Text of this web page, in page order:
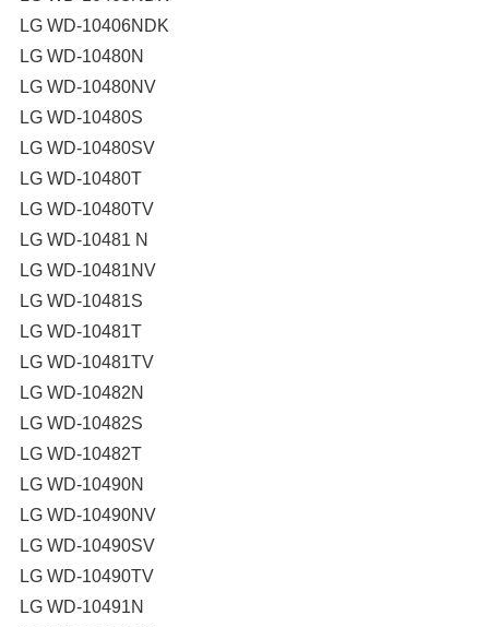
LG WD-10406NDK
LG WD-10480N
LG WD-10480NV
LG WD-10480S
LG WD-10480SV
LG WD-10480T
LG WD-10480TV
LG WD-10481 N
LG WD-10481NV
LG WD-10481S
LG WD-10481T
LG WD-10481TV
LG WD-10482N
LG WD-10482S
LG WD-10482T
LG WD-10490N
LG WD-10490NV
LG WD-10490SV
LG WD-10490TV
LG WD-10491N